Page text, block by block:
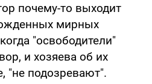
почему-то выходит
мирных
"освободители"
и хозяева об их
"не подозревают".